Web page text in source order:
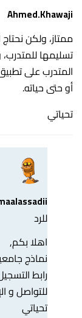
Ahmed.Khawaji
ممتاز، ولكن
تسليمها
المتدرب على
أو حتى حياته.
تحياتي
للرد
اهلا بكم,
نماذج
رابط
للتواصل و
تحياتي